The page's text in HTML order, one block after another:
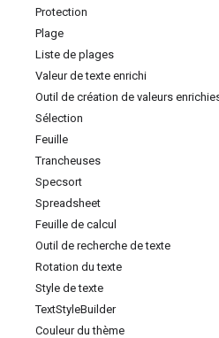
Protection
Plage
Liste de plages
Valeur de texte enrichi
Outil de création de valeurs
Sélection
Feuille
Trancheuses
Specsort
Spreadsheet
Feuille de calcul
Outil de recherche de texte
Rotation du texte
Style de texte
TextStyleBuilder
Couleur du thème